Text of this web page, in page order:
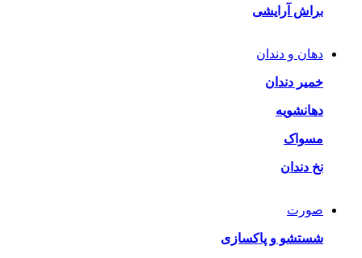
براش آرایشی
دهان و دندان
خمیر دندان
دهانشویه
مسواک
نخ دندان
صورت
شستشو و پاکسازی